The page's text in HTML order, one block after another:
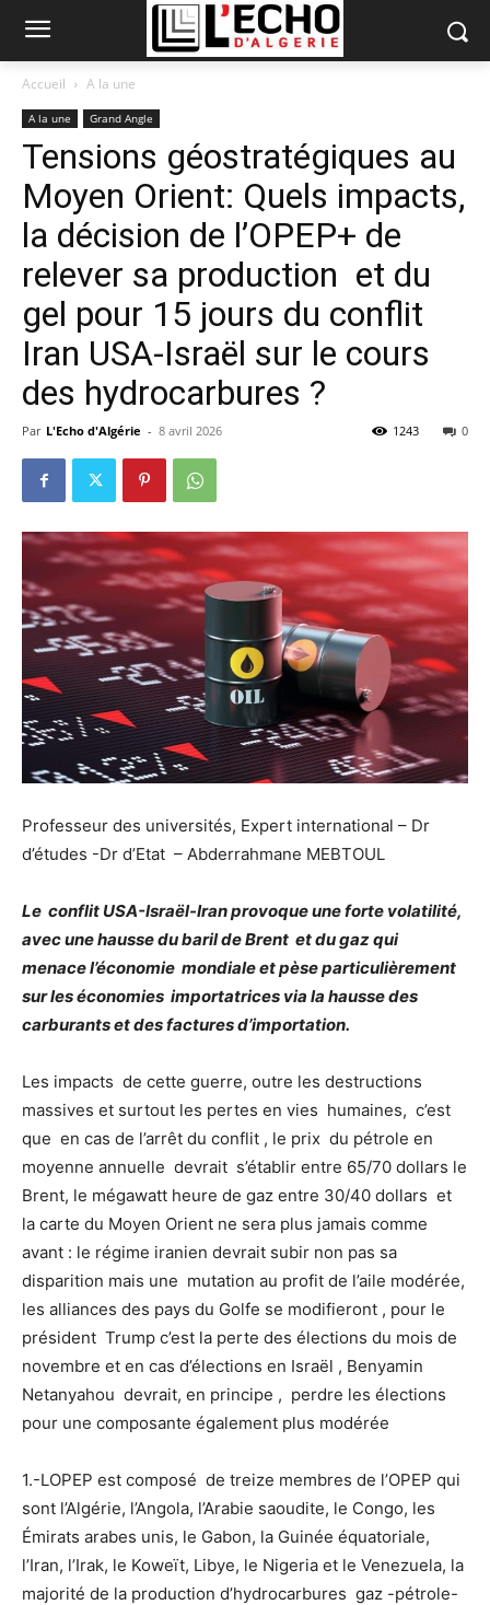
Accueil A la une
A la une Grand Angle
Tensions géostratégiques au
Moyen Orient: Quels impacts,
la décision de l’OPEP+ de
relever sa production et du
gel pour 15 jours du conflit
Iran USA-Israël sur le cours
des hydrocarbures ?
Par L'Echo d'Algérie - 8 avril 2026 0
1243
Professeur des universités, Expert international – Dr
d’études -Dr d’Etat – Abderrahmane MEBTOUL
Le conflit USA-Israël-Iran provoque une forte volatilité,
avec une hausse du baril de Brent et du gaz qui
menace l’économie mondiale et pèse particulièrement
sur les économies importatrices via la hausse des
carburants et des factures d’importation.
Les impacts de cette guerre, outre les destructions
massives et surtout les pertes en vies humaines, c’est
que en cas de l’arrêt du conflit , le prix du pétrole en
moyenne annuelle devrait s’établir entre 65/70 dollars le
Brent, le mégawatt heure de gaz entre 30/40 dollars et
la carte du Moyen Orient ne sera plus jamais comme
avant : le régime iranien devrait subir non pas sa
disparition mais une mutation au profit de l’aile modérée,
les alliances des pays du Golfe se modifieront , pour le
président Trump c’est la perte des élections du mois de
novembre et en cas d’élections en Israël , Benyamin
Netanyahou devrait, en principe , perdre les élections
pour une composante également plus modérée
1.-LOPEP est composé de treize membres de l’OPEP qui
sont l’Algérie, l’Angola, l’Arabie saoudite, le Congo, les
Émirats arabes unis, le Gabon, la Guinée équatoriale,
l’Iran, l’Irak, le Koweït, Libye, le Nigeria et le Venezuela, la
majorité de la production d’hydrocarbures gaz -pétrole-